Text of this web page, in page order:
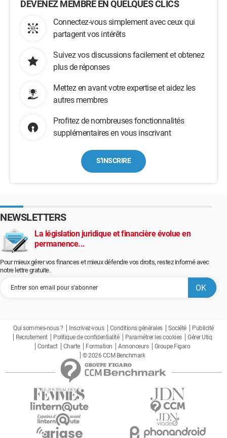
DEVENEZ MEMBRE EN QUELQUES CLICS
Connectez-vous simplement avec ceux qui
partagent vos intérêts
Suivez vos discussions facilement et obtenez
plus de réponses
Mettez en avant votre expertise et aidez les
autres membres
Profitez de nombreuses fonctionnalités
supplémentaires en vous inscrivant
S'INSCRIRE
NEWSLETTERS
La législation juridique et financière évolue en
permanence...
Pour mieux gérer vos finances et mieux défendre vos droits, restez informé avec
notre lettre gratuite.
Qui sommes-nous ? Inscrivez-vous Conditions générales Société
Publicité
Recrutement
Politique de confidentialité Paramétrer les cookies
Gérer Utiq
Contact
Charte Formation Annonceurs
Groupe Figaro
© 2026 CCM Benchmark